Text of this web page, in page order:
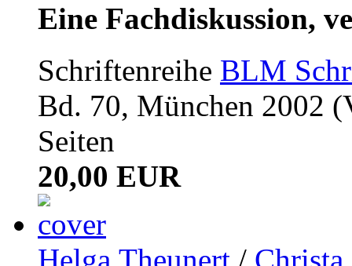
Eine Fachdiskussion,
Schriftenreihe BLM
Bd. 70, München 2002
Seiten
20,00 EUR
Helga Theunert / Christa